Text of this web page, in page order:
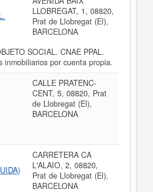
LLOBREGAT, 1, 08820,
Prat de Llobregat (El),
BARCELONA
SOCIAL. CNAE PPAL.
inmobiliarios por cuenta propia.
CALLE PRATENC-
CENT, 5, 08820, Prat
de Llobregat (El),
BARCELONA
CARRETERA CA
L'ALAIO, 2, 08820,
Prat de Llobregat (El),
BARCELONA